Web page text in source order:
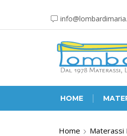
HOME
Home Materassi